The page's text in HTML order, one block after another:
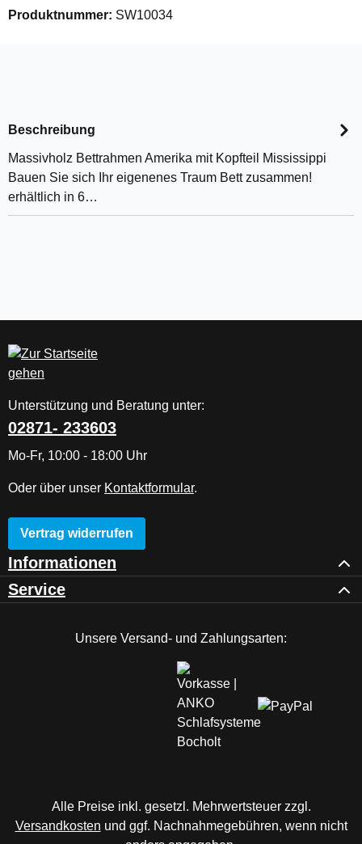
Produktnummer: SW10034
Beschreibung
Massivholz Bettrahmen Amerika mit Kopfteil Mississippi
Bauen Sie sich Ihr eigenenes Traum Bett zusammen!
erhältlich in 6…
Unterstützung und Beratung unter:
02871- 233603
Mo-Fr, 10:00 - 18:00 Uhr
Oder über unser Kontaktformular.
Vertrag widerrufen
Informationen
Service
Unsere Versand- und Zahlungsarten:
Alle Preise inkl. gesetzl. Mehrwertsteuer zzgl.
Versandkosten und ggf. Nachnahmegebühren, wenn nicht